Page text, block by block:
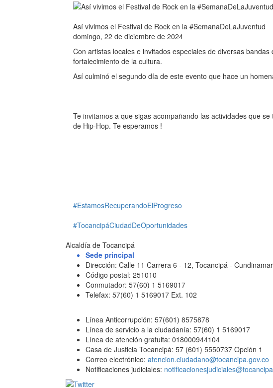
Así vivimos el Festival de Rock en la #SemanaDeLaJuventud
domingo, 22 de diciembre de 2024
Con artistas locales e invitados especiales de diversas
fortalecimiento de la cultura.
Así culminó el segundo día de este evento que hace un
Te invitamos a que sigas acompañando las actividades que
de Hip-Hop. Te esperamos !
#EstamosRecuperandoElProgreso
#TocancipáCiudadDeOportunidades
Alcaldía de Tocancipá
Sede principal
Dirección: Calle 11 Carrera 6 - 12, Tocancipá -
Código postal: 251010
Conmutador: 57(60) 1 5169017
Telefax: 57(60) 1 5169017 Ext. 102
Línea Anticorrupción: 57(601) 8575878
Línea de servicio a la ciudadanía: 57(60) 1 5169017
Línea de atención gratuita: 018000944104
Casa de Justicia Tocancipá: 57 (601) 5550737 Opción 1
Correo electrónico: atencion.ciudadano@tocancipa.gov.co
Notificaciones judiciales: